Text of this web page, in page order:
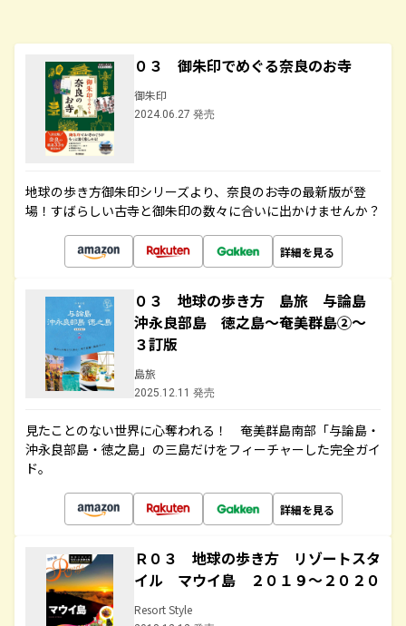
０３ 御朱印でめぐる奈良のお寺
御朱印
2024.06.27 発売
地球の歩き方御朱印シリーズより、奈良のお寺の最新版が登
場！すばらしい古寺と御朱印の数々に合いに出かけませんか？
詳細を見る
０３ 地球の歩き方 島旅 与論島
沖永良部島 徳之島～奄美群島②～
３訂版
島旅
2025.12.11 発売
見たことのない世界に心奪われる！ 奄美群島南部「与論島・
沖永良部島・徳之島」の三島だけをフィーチャーした完全ガイ
ド。
詳細を見る
Ｒ０３ 地球の歩き方 リゾートスタ
イル マウイ島 ２０１９～２０２０
Resort Style